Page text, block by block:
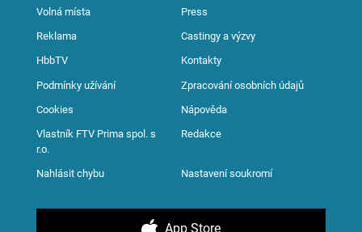
Volná místa Press
Reklama Castingy a výzvy
HbbTV Kontakty
Podmínky užívání Zpracování osobních údajů
Cookies Nápověda
Vlastník FTV Prima spol. s
r.o.
Redakce
Nahlásit chybu Nastavení soukromí
App Store